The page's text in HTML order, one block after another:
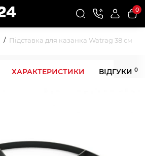
0
Підставка для казанка Watrag 38 см
ХАРАКТЕРИСТИКИ ВІДГУКИ 0